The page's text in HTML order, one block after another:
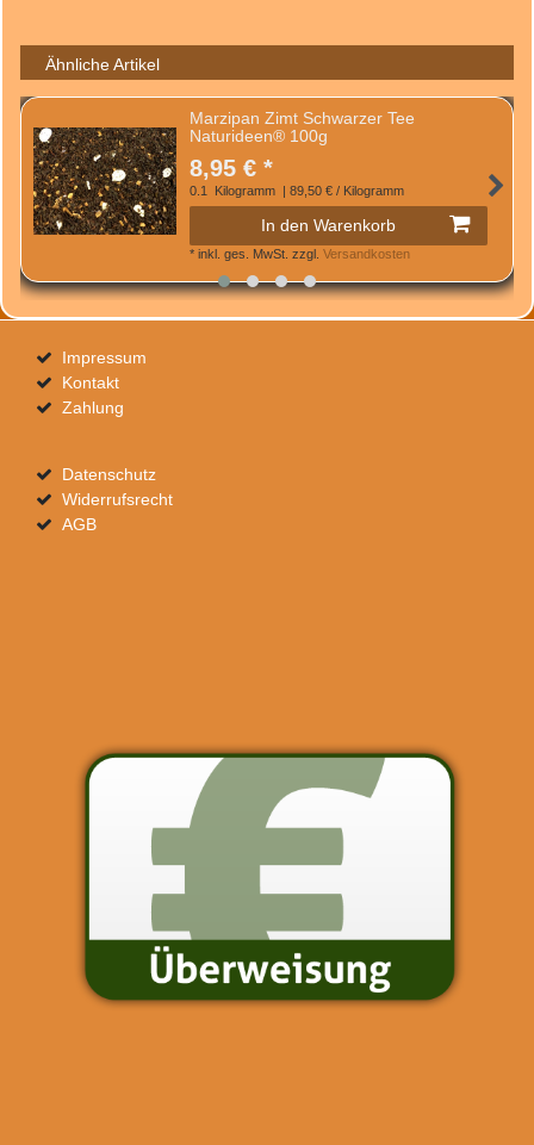
Ähnliche Artikel
Marzipan Zimt Schwarzer Tee
Naturideen® 100g
8,95 € *
0.1 Kilogramm | 89,50 € / Kilogramm
In den Warenkorb
* inkl. ges. MwSt. zzgl. Versandkosten
Impressum
Kontakt
Zahlung
Datenschutz
Widerrufsrecht
AGB